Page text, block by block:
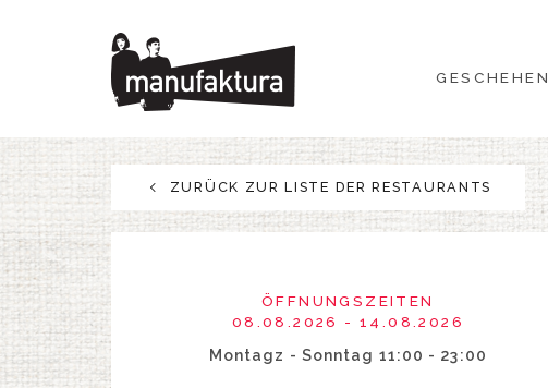
GESCHEHEN
GESCHEHEN
EINKAUFEN
ANGEBOTE
UNTERHALTUNG
RESTAURANTS
PLAN
ZURÜCK ZUR LISTE DER RESTAURANTS
ÖFFNUNGSZEITEN
08.08.2026 - 14.08.2026
Montagz - Sonntag 11:00 - 23:00